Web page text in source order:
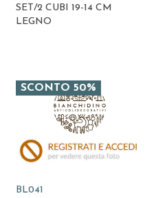
SET/2 CUBI 19-14 CM
LEGNO
BL041
SCONTO 50%